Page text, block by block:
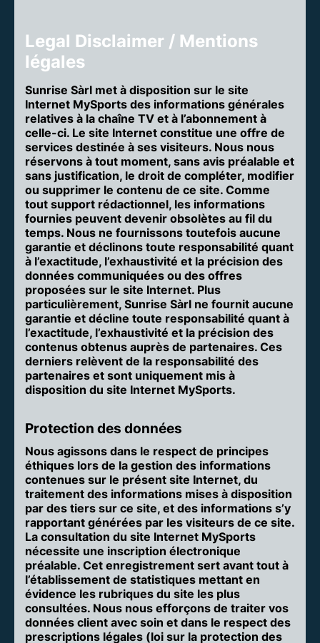
Legal Disclaimer / Mentions
légales
Sunrise Sàrl met à disposition sur le site
Internet MySports des informations générales
relatives à la chaîne TV et à l’abonnement à
celle-ci. Le site Internet constitue une offre de
services destinée à ses visiteurs. Nous nous
réservons à tout moment, sans avis préalable et
sans justification, le droit de compléter, modifier
ou supprimer le contenu de ce site. Comme
tout support rédactionnel, les informations
fournies peuvent devenir obsolètes au fil du
temps. Nous ne fournissons toutefois aucune
garantie et déclinons toute responsabilité quant
à l’exactitude, l’exhaustivité et la précision des
données communiquées ou des offres
proposées sur le site Internet. Plus
particulièrement, Sunrise Sàrl ne fournit aucune
garantie et décline toute responsabilité quant à
l’exactitude, l’exhaustivité et la précision des
contenus obtenus auprès de partenaires. Ces
derniers relèvent de la responsabilité des
partenaires et sont uniquement mis à
disposition du site Internet MySports.
Protection des données
Nous agissons dans le respect de principes
éthiques lors de la gestion des informations
contenues sur le présent site Internet, du
traitement des informations mises à disposition
par des tiers sur ce site, et des informations s’y
rapportant générées par les visiteurs de ce site.
La consultation du site Internet MySports
nécessite une inscription électronique
préalable. Cet enregistrement sert avant tout à
l’établissement de statistiques mettant en
évidence les rubriques du site les plus
consultées. Nous nous efforçons de traiter vos
données client avec soin et dans le respect des
prescriptions légales (loi sur la protection des